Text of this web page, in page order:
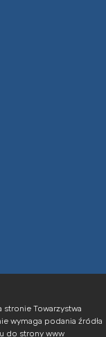
stronie Towarzystwa
wymaga podania źródła
do strony www